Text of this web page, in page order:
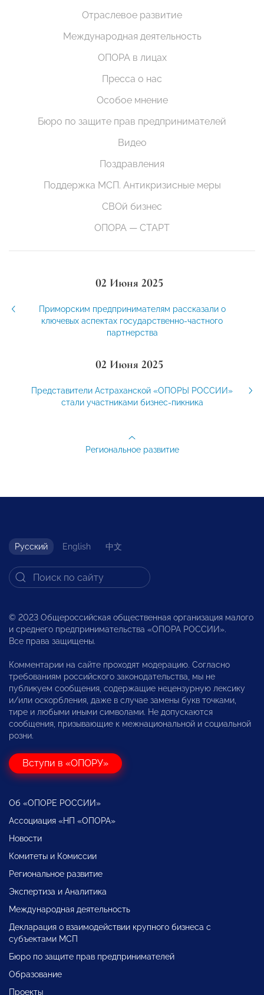
Отраслевое развитие
Международная деятельность
ОПОРА в лицах
Пресса о нас
Особое мнение
Бюро по защите прав предпринимателей
Видео
Поздравления
Поддержка МСП. Антикризисные меры
СВОй бизнес
ОПОРА — СТАРТ
02 Июня 2025
Приморским предпринимателям рассказали о
ключевых аспектах государственно-частного
партнерства
02 Июня 2025
Представители Астраханской «ОПОРЫ РОССИИ»
стали участниками бизнес-пикника
Региональное развитие
Русский English 中文
© 2023 Общероссийская общественная организация малого
и среднего предпринимательства «ОПОРА РОССИИ».
Все права защищены.
Комментарии на сайте проходят модерацию. Согласно
требованиям российского законодательства, мы не
публикуем сообщения, содержащие нецензурную лексику
и/или оскорбления, даже в случае замены букв точками,
тире и любыми иными символами. Не допускаются
сообщения, призывающие к межнациональной и социальной
розни.
Вступи в «ОПОРУ»
Об «ОПОРЕ РОССИИ»
Ассоциация «НП «ОПОРА»
Новости
Комитеты и Комиссии
Региональное развитие
Экспертиза и Аналитика
Международная деятельность
Декларация о взаимодействии крупного бизнеса с
субъектами МСП
Бюро по защите прав предпринимателей
Образование
Проекты